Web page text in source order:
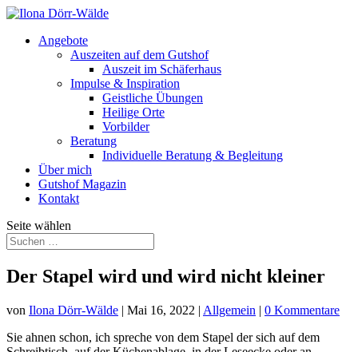
Angebote
Auszeiten auf dem Gutshof
Auszeit im Schäferhaus
Impulse & Inspiration
Geistliche Übungen
Heilige Orte
Vorbilder
Beratung
Individuelle Beratung & Begleitung
Über mich
Gutshof Magazin
Kontakt
Seite wählen
Der Stapel wird und wird nicht kleiner
von Ilona Dörr-Wälde | Mai 16, 2022 | Allgemein | 0 Kommentare
Sie ahnen schon, ich spreche von dem Stapel der sich auf dem